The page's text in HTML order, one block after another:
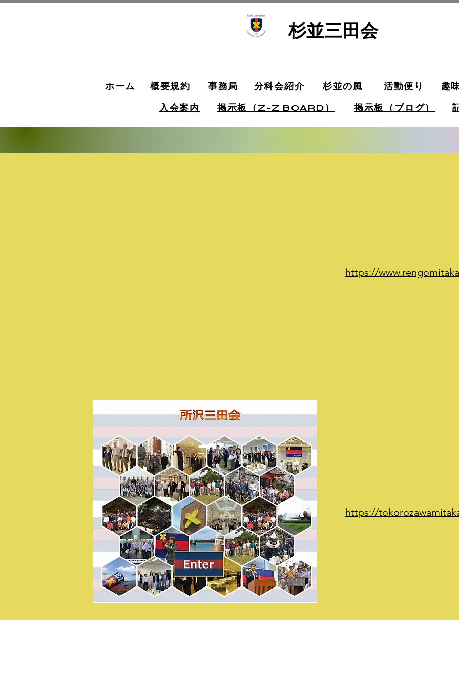
杉並三田会
ホーム 概要規約 事務局 分科会紹介 杉並の風 活動便り 趣
掲示板（Z-Z BOARD）
掲示板（ブログ）
入会案内
https://
https://